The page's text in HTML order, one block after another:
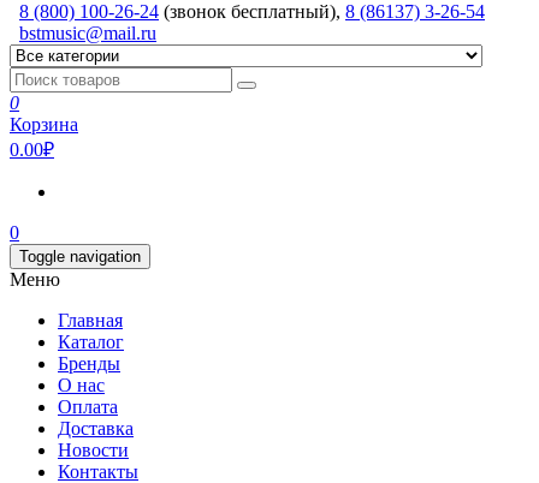
8 (800) 100-26-24 (звонок бесплатный), 8 (86137) 3-26-54
bstmusic@mail.ru
0
Корзина
0.00₽
0
Toggle navigation
Меню
Главная
Каталог
Бренды
О нас
Оплата
Доставка
Новости
Контакты